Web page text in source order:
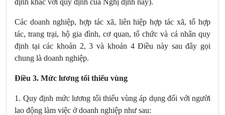
định khác với quy định của Nghị định này).
Các doanh nghiệp, hợp tác xã, liên hiệp hợp tác xã, tổ hợp
tác, trang trại, hộ gia đình, cơ quan, tổ chức và cá nhân quy
định tại các khoản 2, 3 và khoản 4 Điều này sau đây gọi
chung là doanh nghiệp.
Điều 3. Mức lương tối thiểu vùng
1. Quy định mức lương tối thiểu vùng áp dụng đối với người
lao động làm việc ở doanh nghiệp như sau: